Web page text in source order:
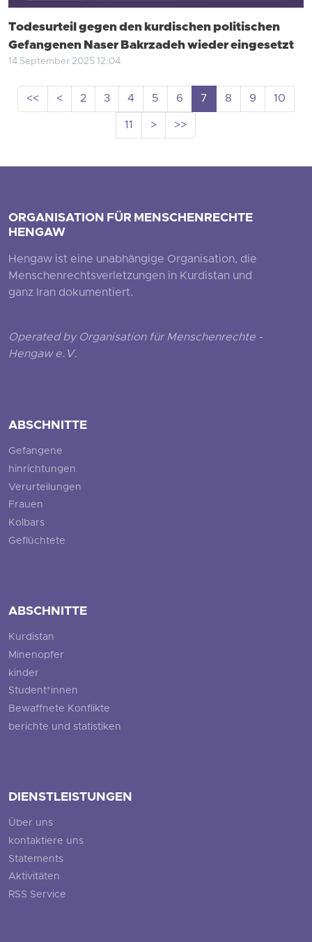
Todesurteil gegen den kurdischen politischen
Gefangenen Naser Bakrzadeh wieder eingesetzt
14 September 2025 12:04
<< < 2 3 4 5 6 7 8 9
10
11
> >>
ORGANISATION FÜR MENSCHENRECHTE
HENGAW
Hengaw ist eine unabhängige Organisation, die
Menschenrechtsverletzungen in Kurdistan und
ganz Iran dokumentiert.
Operated by Organisation für Menschenrechte -
Hengaw e.V.
ABSCHNITTE
Gefangene
hinrichtungen
Verurteilungen
Frauen
Kolbars
Geflüchtete
ABSCHNITTE
Kurdistan
Minenopfer
kinder
Student*innen
Bewaffnete Konflikte
berichte und statistiken
DIENSTLEISTUNGEN
Über uns
kontaktiere uns
Statements
Aktivitäten
RSS Service